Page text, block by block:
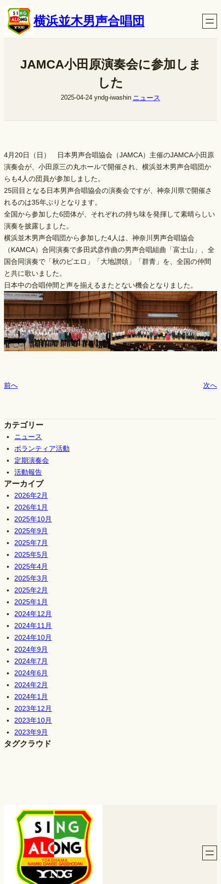
内
容
横浜並木男声合唱団
JAMCA小田原演奏会に参加しま
した
2025-04-24 yndg-iwashin ニュース
4月20日（日） 日本男声合唱協会（JAMCA）主催のJAMCA小田原
演奏会が、小田原三の丸ホールで開催され、横浜並木男声合唱団か
らも4人の団員が参加しました。
25回目となる日本男声合唱協会の演奏会ですが、神奈川県で開催さ
れるのは35年ぶりとなります。
全国から参加した6団体が、それぞれの持ち味を発揮して素晴らしい
演奏を披露しました。
横浜並木男声合唱団から参加した4人は、神奈川男声合唱協会
（KAMCA）合同演奏で多田武彦作曲の男声合唱組曲「富士山」、全
国合同演奏で「秋のピエロ」「大地讃頌」「群青」を、全国の仲間
と共に歌いました。
日本中の合唱仲間と声を揃えるまたとない機会となりました。
前へ 次へ
カテゴリー
ニュース
ボランティア活動
定期演奏会
活動報告
アーカイブ
2026年2月
2026年1月
2025年10月
2025年9月
2025年7月
2025年5月
2025年4月
2025年3月
2025年2月
2025年1月
2024年12月
2024年11月
2024年10月
2024年9月
2024年7月
2024年6月
2024年2月
2024年1月
2023年12月
2023年10月
2023年9月
タグクラウド